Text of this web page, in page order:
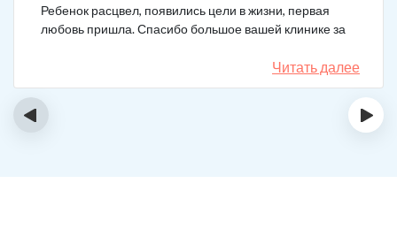
Ребенок расцвел, появились цели в жизни, первая
любовь пришла. Спасибо большое вашей клинике за
Читать далее
‹ ›